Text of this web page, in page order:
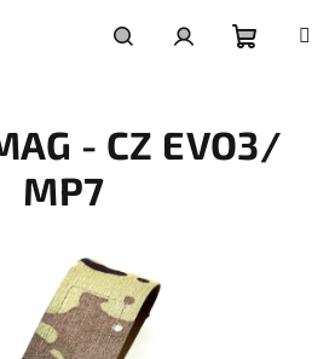
košík
- CZ EVO3/
MP7